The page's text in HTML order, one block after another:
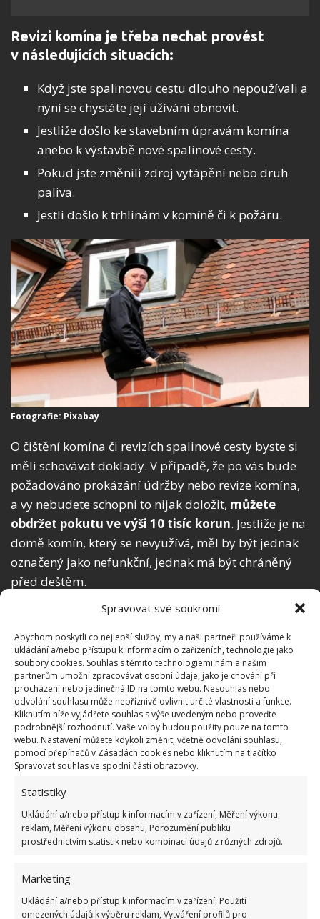
Spravovat své soukromí
Abychom poskytli co nejlepší služby, my a naši partneři používáme k
ukládání a/nebo přístupu k informacím o zařízeních, technologie jako
soubory cookies. Souhlas s těmito technologiemi nám a našim
partnerům umožní zpracovávat osobní údaje, jako je chování při
procházení nebo jedinečná ID na tomto webu. Nesouhlas nebo
odvolání souhlasu může nepříznivě ovlivnit určité vlastnosti a funkce.
Kliknutím níže vyjádřete souhlas s výše uvedeným nebo proveďte
podrobnější rozhodnutí. Vaše volby budou použity pouze na tomto
webu. Nastavení můžete kdykoli změnit, včetně odvolání souhlasu,
pomocí přepínačů v Zásadách cookies nebo kliknutím na tlačítko
Spravovat souhlas ve spodní části obrazovky.
Statistiky
Ukládání a/nebo přístup k informacím v zařízení, Měření výkonu
reklam, Měření výkonu obsahu, Porozumění publiku
prostřednictvím statistik nebo kombinací údajů z různých zdrojů.
Marketing
Ukládání a/nebo přístup k informacím v zařízení, Použití
omezených údajů k výběru reklam, Vytváření profilů pro
Revizi komína je třeba nechat provést
v následujících situacích:
Když jste spalinovou cestu dlouho nepoužívali a
nyní se chystáte její užívání obnovit.
Jestliže došlo ke stavebním úpravám komína
anebo k výstavbě nové spalinové cesty.
Pokud jste změnili zdroj vytápění nebo druh
paliva.
Jestli došlo k trhlinám v komíně či k požáru.
Fotografie: Pixabay
O čištění komína či revizích spalinové cesty byste si
měli schovávat doklady. V případě, že po vás bude
požadováno prokázání údržby nebo revize komína,
a vy nebudete schopni to nijak doložit, můžete
obdržet pokutu ve výši 10 tisíc korun. Jestliže je na
domě komín, který se nevyužívá, měl by být jednak
označený jako nefunkční, jednak má být chráněný
před deštěm.
Kolik za prohlídku, vyčištění a revizi komína
zaplatíte
Pokud máte doma speciální kominické vybavení a
troufáte si na to, můžete si komín vymést i sami. Tak
můžete ušetřit, protože kominíka si pozvete jen
k provedení kontroly. Jinak v současnosti secena
vyčištění a kontroly komína pohybuje kolem 1
500 Kč. Revize spalinové cesty vychází na 2–3 tisíce
kominíkovi uhradit i cestovní výdaje. Na
BydlímeÚtulně jsme psali taktéž o tom, jak si z
papírového odpadu můžete samivyrobit domácí